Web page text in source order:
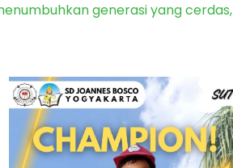
generasi yang cerdas,